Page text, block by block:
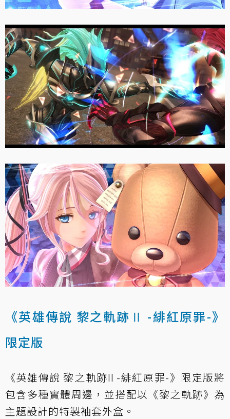
《英雄傳說 黎之軌跡Ⅱ -緋紅原罪-》
限定版
《英雄傳說 黎之軌跡II -緋紅原罪-》限定版將
包含多種實體周邊，並搭配以《黎之軌跡》為
主題設計的特製袖套外盒。